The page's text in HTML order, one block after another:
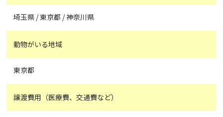
埼玉県 / 東京都 / 神奈川県
動物がいる地域
東京都
譲渡費用（医療費、交通費など）